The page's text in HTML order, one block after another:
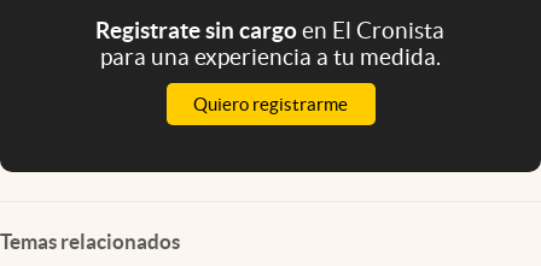
Registrate sin cargoen El Cronista
para una experiencia a tu medida.
Quiero registrarme
Temas relacionados